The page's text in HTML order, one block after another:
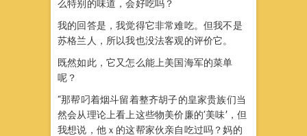
么特别的味道，会好吃吗？
我的回答是，我觉得它非常难吃。但我不是
苏格兰人，所以我也没法客观的评价它。
既然如此，它又怎么能上美国海军的菜单
呢？
“那帮叼着烟斗留着整齐胡子的皇家贵族们当
然会从理论上看上这些物美价廉的‘美味’，但
我想说，他ｘ的这帮家伙亲自吃过吗？妈的